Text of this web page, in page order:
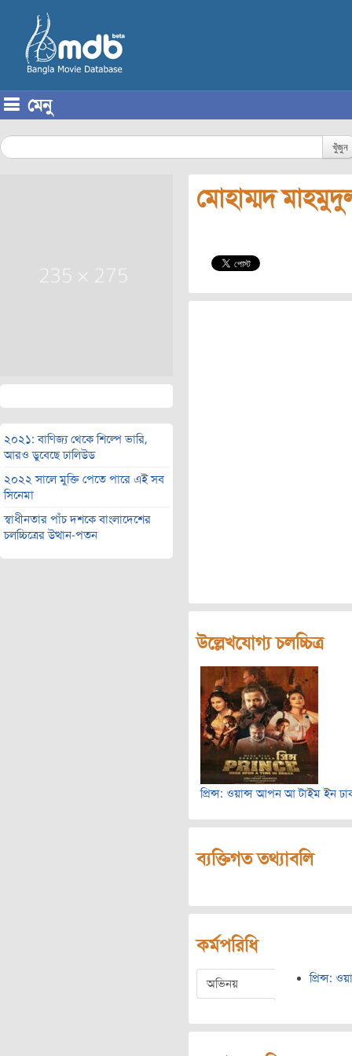
মেনু
খুঁজুন
২০২১: বাণিজ্য থেকে শিল্পে ভারি,
আরও ডুবেছে ঢালিউড
২০২২ সালে মুক্তি পেতে পারে এই সব
সিনেমা
স্বাধীনতার পাঁচ দশকে বাংলাদেশের
চলচ্চিত্রের উত্থান-পতন
মোহাম্মদ
উল্লেখযোগ্য চলচ্চিত্র
প্রিন্স: ওয়ান্স আপন আ টাইম ইন
ব্যক্তিগত তথ্যাবলি
কর্মপরিধি
অভিনয় প্রিন্স: